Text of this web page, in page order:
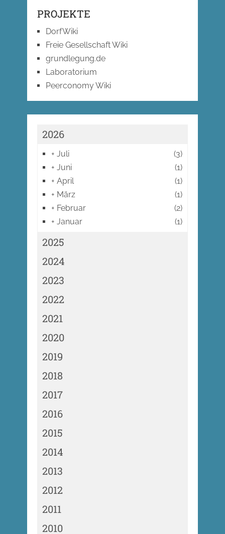
PROJEKTE
DorfWiki
Freie Gesellschaft Wiki
grundlegung.de
Laboratorium
Peerconomy Wiki
2026
+ Juli
(3)
+ Juni
(1)
+ April
(1)
+ März
(1)
+ Februar
(2)
+ Januar (1)
2025
2024
2023
2022
2021
2020
2019
2018
2017
2016
2015
2014
2013
2012
2011
2010